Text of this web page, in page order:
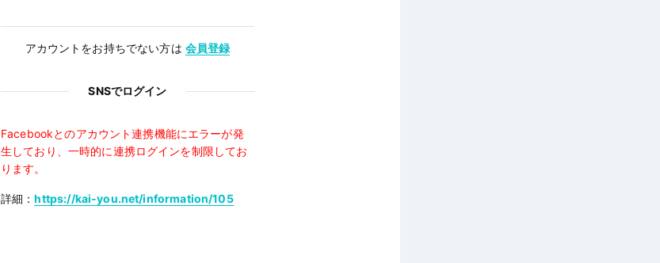
アカウントをお持ちでない方は 会員登録
SNSでログイン
Facebookとのアカウント連携機能にエラーが発
生しており、一時的に連携ログインを制限してお
ります。
詳細：https://kai-you.net/information/105